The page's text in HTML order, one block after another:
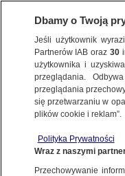
KATOWICE
Nie wiadomo,
próbki
Dbamy o Twoją
Jeśli użytkownik
Partnerów IAB oraz30
użytkownika i
przeglądania.
przeglądania
się przetwarzaniu w
plików cookie i reklam”.
Polityka Prywatności
Wraz z naszymi
Przechowywanie